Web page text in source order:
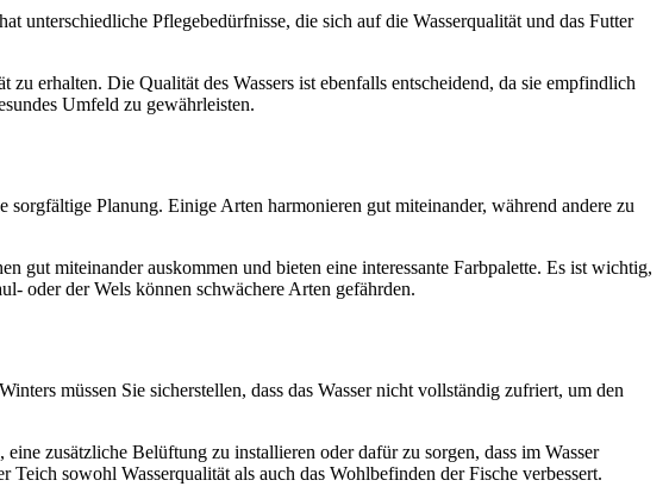
unterschiedliche Pflegebedürfnisse, die sich auf die Wasserqualität und das Futter
erhalten. Die Qualität des Wassers ist ebenfalls entscheidend, da sie empfindlich
Umfeld zu gewährleisten.
Planung. Einige Arten harmonieren gut miteinander, während andere zu
miteinander auskommen und bieten eine interessante Farbpalette. Es ist wichtig,
oder der Wels können schwächere Arten gefährden.
müssen Sie sicherstellen, dass das Wasser nicht vollständig zufriert, um den
zusätzliche Belüftung zu installieren oder dafür zu sorgen, dass im Wasser
sowohl Wasserqualität als auch das Wohlbefinden der Fische verbessert.